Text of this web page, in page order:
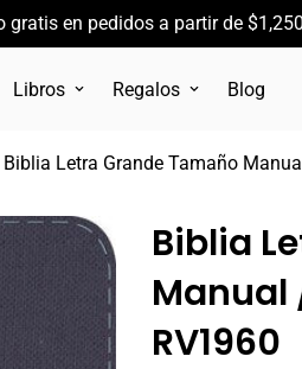
gratis en pedidos a partir de $1,250
Libros Regalos Blog
Biblia Letra Grande Tamaño
Biblia
Manual
RV1960